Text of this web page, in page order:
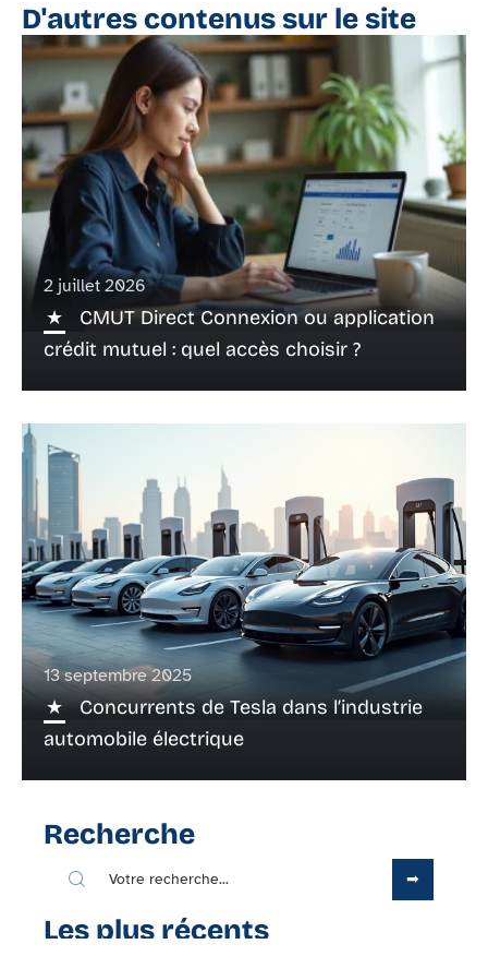
D'autres contenus sur le site
2 juillet 2026
CMUT Direct Connexion ou application
crédit mutuel : quel accès choisir ?
13 septembre 2025
Concurrents de Tesla dans l’industrie
automobile électrique
Recherche
Les plus récents